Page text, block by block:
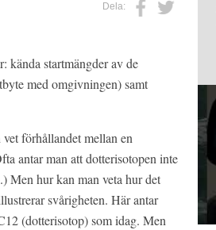
Dela:
kända startmängder av de
med omgivningen) samt
förhållandet mellan en
antar man att dotterisotopen inte
Men hur kan man veta hur det
svårigheten. Här antar
(dotterisotop) som idag. Men